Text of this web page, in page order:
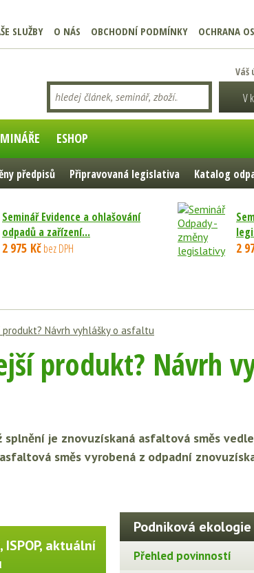
SLUŽBY O NÁS OBCHODNÍ PODMÍNKY OCHRANA
Váš
V
ESHOP
předpisů Připravovaná legislativa Katalog
Seminář Evidence a ohlašování
odpadů a zařízení...
2 975 Kčbez DPH 2
Návrh vyhlášky o asfaltu
produkt? Návrh
je znovuzískaná asfaltová směs
směs vyrobená z odpadní
aktuální
Podniková ekologie
Přehled povinností